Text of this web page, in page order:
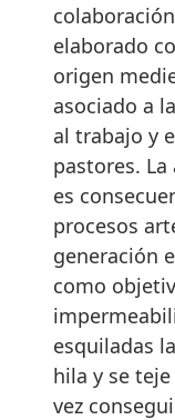
elaborado
origen
asociado a
al trabajo y
pastores.
es
procesos
generación
como
esquiladas
hila y se
vez